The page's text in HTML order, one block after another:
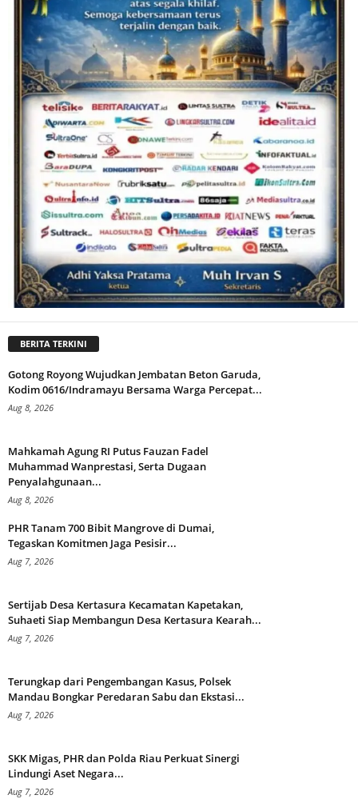
BERITA TERKINI
Gotong Royong Wujudkan Jembatan Beton Garuda,
Kodim 0616/Indramayu Bersama Warga Percepat...
Aug 8, 2026
Mahkamah Agung RI Putus Fauzan Fadel
Muhammad Wanprestasi, Serta Dugaan
Penyalahgunaan...
Aug 8, 2026
PHR Tanam 700 Bibit Mangrove di Dumai,
Tegaskan Komitmen Jaga Pesisir...
Aug 7, 2026
Sertijab Desa Kertasura Kecamatan Kapetakan,
Suhaeti Siap Membangun Desa Kertasura Kearah...
Aug 7, 2026
Terungkap dari Pengembangan Kasus, Polsek
Mandau Bongkar Peredaran Sabu dan Ekstasi...
Aug 7, 2026
SKK Migas, PHR dan Polda Riau Perkuat Sinergi
Lindungi Aset Negara...
Aug 7, 2026